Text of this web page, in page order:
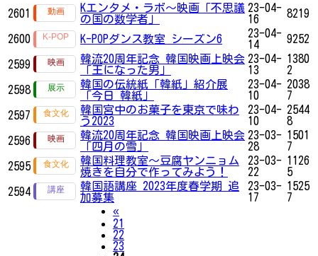
2601
Kエンタメ・ラボ～映画「不思議
の国の数学者」
23-04-
16
8219
2600 K-POPダンス教室 シーズン6
23-04-
14
9252
2599
韓流20周年記念 韓国映画上映会
「王になった男」
23-04-
13
1380
2
2598
韓国の伝統紙「韓紙」紹介展
「今日 韓紙」
23-04-
10
2038
7
2597
韓国宮中のお菓子を東京で味わ
う2023
23-04-
10
2544
8
2596
韓流20周年記念 韓国映画上映会
「四月の雪」
23-03-
28
1501
7
2595
韓国料理教室〜豆腐ヤンニョム
焼きを自分で作ってみよう！
23-03-
22
1126
5
2594
韓国語講座 2023年度春学期 追
加募集
23-03-
17
1525
7
«Previous
21
22
23